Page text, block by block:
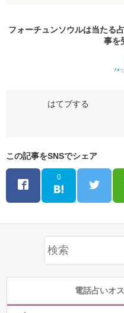
フォーチュンソウルは当たる
事を
この記事をSNSでシェア
0
電話占いオ